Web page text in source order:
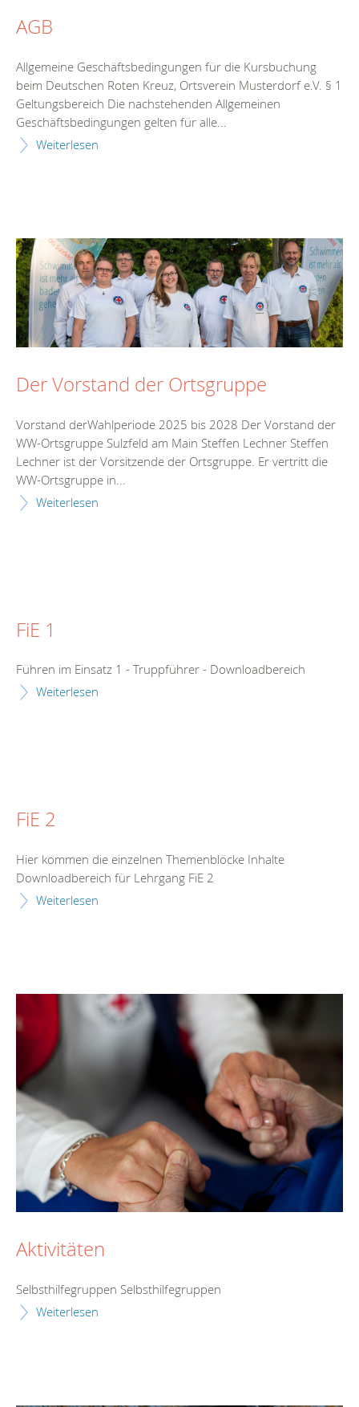
AGB
Allgemeine Geschäftsbedingungen für die Kursbuchung
beim Deutschen Roten Kreuz, Ortsverein Musterdorf e.V. § 1
Geltungsbereich Die nachstehenden Allgemeinen
Geschäftsbedingungen gelten für alle...
Weiterlesen
Der Vorstand der Ortsgruppe
Vorstand derWahlperiode 2025 bis 2028 Der Vorstand der
WW-Ortsgruppe Sulzfeld am Main Steffen Lechner Steffen
Lechner ist der Vorsitzende der Ortsgruppe. Er vertritt die
WW-Ortsgruppe in...
Weiterlesen
FiE 1
Führen im Einsatz 1 - Truppführer - Downloadbereich
Weiterlesen
FiE 2
Hier kommen die einzelnen Themenblöcke Inhalte
Downloadbereich für Lehrgang FiE 2
Weiterlesen
Aktivitäten
Selbsthilfegruppen Selbsthilfegruppen
Weiterlesen